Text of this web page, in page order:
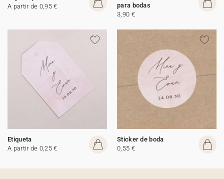
A partir de 0,95 €
para bodas
3,90 €
Etiqueta
A partir de 0,25 €
Sticker de boda
0,55 €